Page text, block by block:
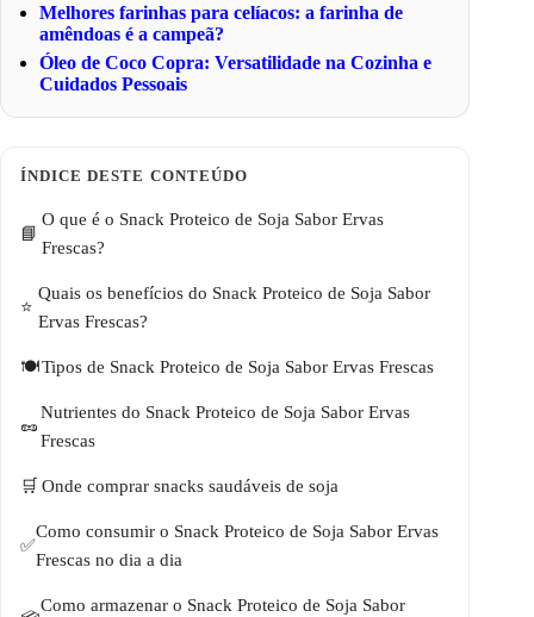
Melhores farinhas para celíacos: a farinha de
amêndoas é a campeã?
Óleo de Coco Copra: Versatilidade na Cozinha e
Cuidados Pessoais
O que é o Snack Proteico de Soja Sabor Ervas
Frescas?
Quais os benefícios do Snack Proteico de Soja Sabor
Ervas Frescas?
Tipos de Snack Proteico de Soja Sabor Ervas Frescas
Nutrientes do Snack Proteico de Soja Sabor Ervas
Frescas
Onde comprar snacks saudáveis de soja
Como consumir o Snack Proteico de Soja Sabor Ervas
Frescas no dia a dia
Como armazenar o Snack Proteico de Soja Sabor